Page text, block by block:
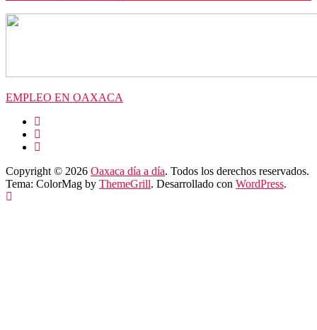
EMPLEO EN OAXACA
Copyright © 2026 Oaxaca día a día. Todos los derechos reservados.
Tema: ColorMag by ThemeGrill. Desarrollado con WordPress.